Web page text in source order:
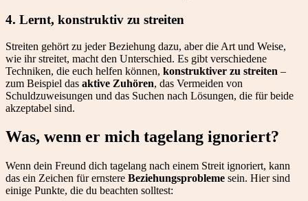
4. Lernt, konstruktiv zu streiten
Streiten gehört zu jeder Beziehung dazu, aber die Art und Weise,
wie ihr streitet, macht den Unterschied. Es gibt verschiedene
Techniken, die euch helfen können, konstruktiver zu streiten –
zum Beispiel das aktive Zuhören, das Vermeiden von
Schuldzuweisungen und das Suchen nach Lösungen, die für beide
akzeptabel sind.
Was, wenn er mich tagelang ignoriert?
Wenn dein Freund dich tagelang nach einem Streit ignoriert, kann
das ein Zeichen für ernstere Beziehungsprobleme sein. Hier sind
einige Punkte, die du beachten solltest: